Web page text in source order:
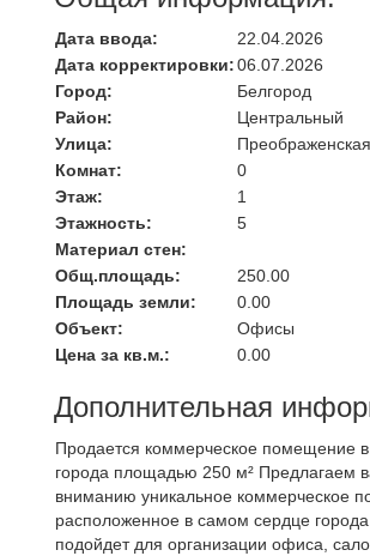
Дата ввода:
22.04.2026
Дата корректировки:06.07.2026
Город:
Белгород
Район:
Центральный
Улица:
Комнат:
0
Этаж:
1
Этажность:
5
Материал стен:
Общ.площадь:
250.00
Площадь земли:
0.00
Объект:
Офисы
Цена за кв.м.:
0.00
Дополнительная
Продается коммерческое помещение
города площадью 250 м² Предлагаем
вниманию уникальное коммерческое
расположенное в самом сердце
подойдет для организации офиса,